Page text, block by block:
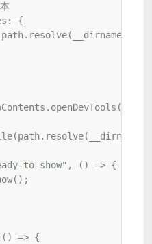
{
to-show", () => {
=> {